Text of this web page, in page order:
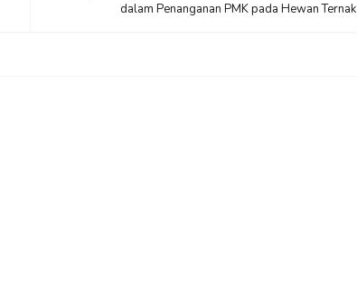
dalam Penanganan PMK pada Hewan Ternak